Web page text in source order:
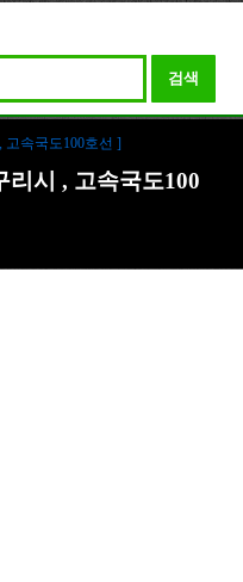
검색
속국도100호선 ]
리시 , 고속국도100